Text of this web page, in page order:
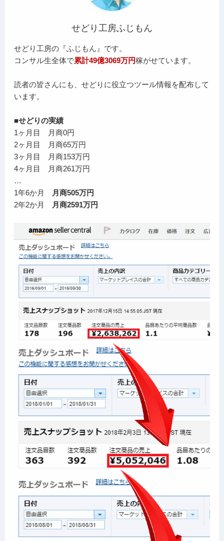
せどり工房ふじもん
せどり工房の『ふじもん』です。
コンサル生全体で累計49億3069万円稼がせています。
読者の皆さんにも、せどりに役立つツール情報を配布して
います。
■せどりの実績
1ヶ月目 月商0円
2ヶ月目 月商65万円
3ヶ月目 月商153万円
4ヶ月目 月商261万円
…
1年6か月
月商505万円
2年2か月
月商2591万円